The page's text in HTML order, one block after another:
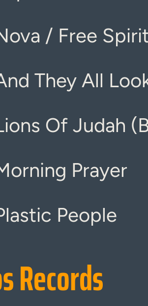
/ Free
They All
Of Judah
Prayer
People
Records